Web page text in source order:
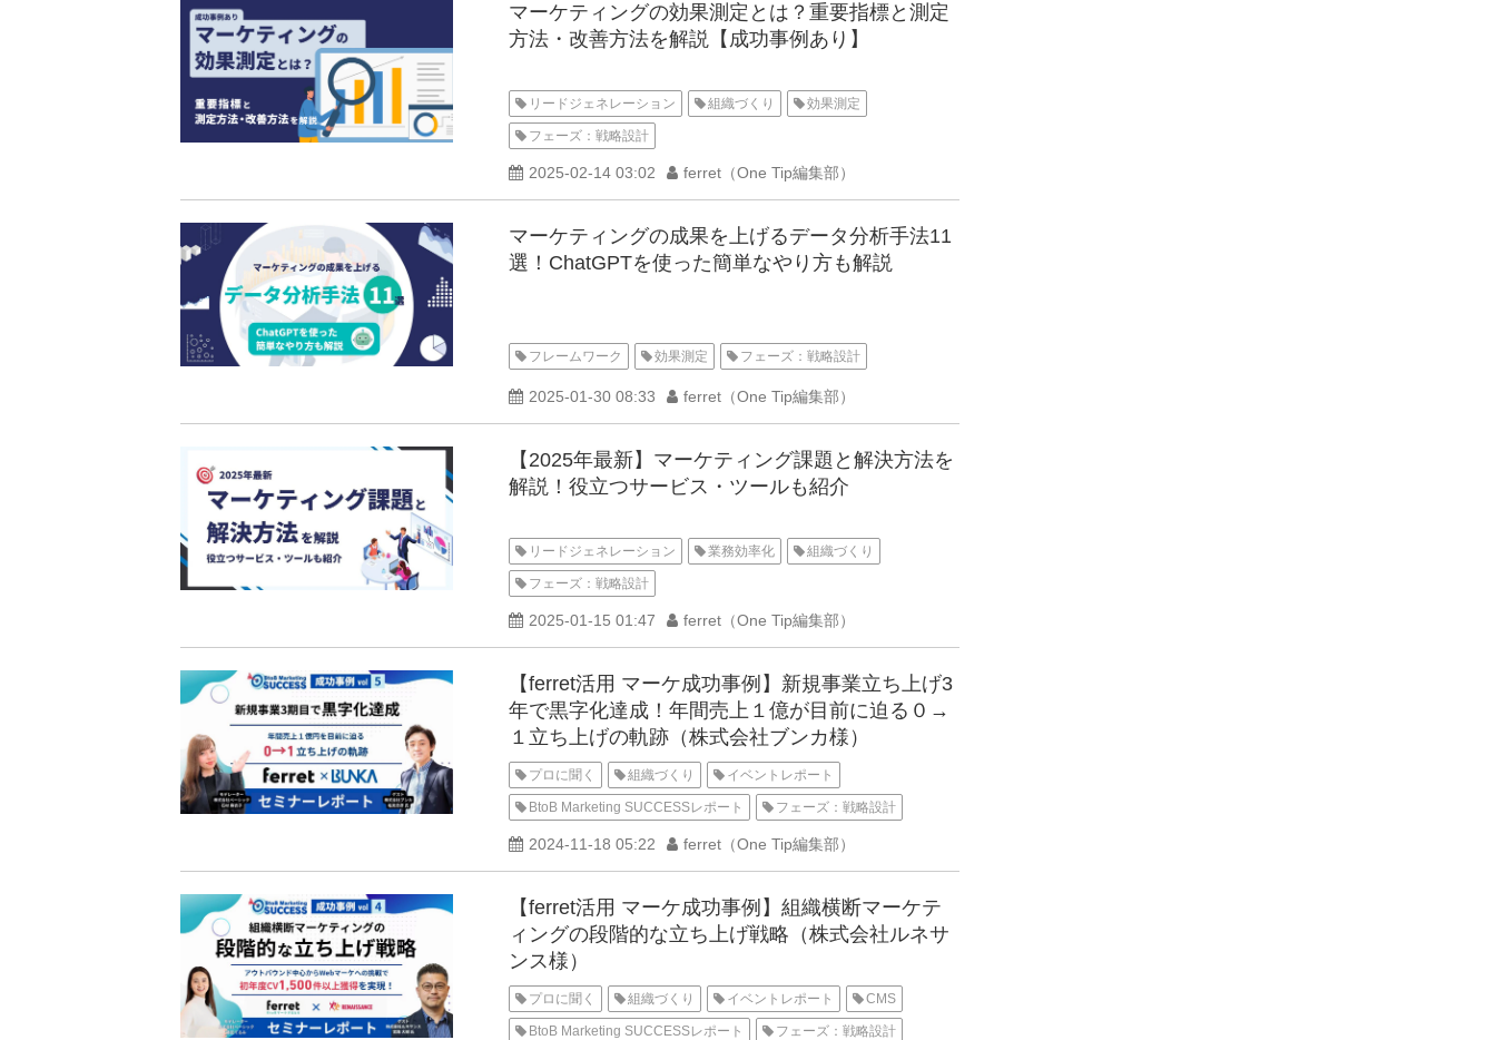
マーケティングの効果測定とは？重要指標と測定
方法・改善方法を解説【成功事例あり】
リードジェネレーション 組織づくり 効果測定
フェーズ：戦略設計
2025-02-14 03:02 ferret（One Tip編集部）
マーケティングの成果を上げるデータ分析手法11
選！ChatGPTを使った簡単なやり方も解説
フレームワーク 効果測定 フェーズ：戦略設計
2025-01-30 08:33 ferret（One Tip編集部）
【2025年最新】マーケティング課題と解決方法を
解説！役立つサービス・ツールも紹介
リードジェネレーション 業務効率化 組織づくり
フェーズ：戦略設計
2025-01-15 01:47 ferret（One Tip編集部）
【ferret活用 マーケ成功事例】新規事業立ち上げ3
年で黒字化達成！年間売上１億が目前に迫る０→
１立ち上げの軌跡（株式会社ブンカ様）
プロに聞く 組織づくり イベントレポート
BtoB Marketing SUCCESSレポート フェーズ：戦略設計
2024-11-18 05:22 ferret（One Tip編集部）
【ferret活用 マーケ成功事例】組織横断マーケテ
ィングの段階的な立ち上げ戦略（株式会社ルネサ
ンス様）
プロに聞く 組織づくり イベントレポート CMS
BtoB Marketing SUCCESSレポート フェーズ：戦略設計